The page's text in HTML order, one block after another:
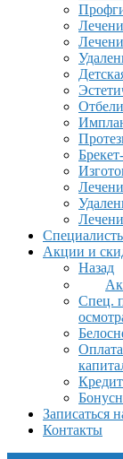
Акции и
Назад
Спец.
Записаться
Контакты